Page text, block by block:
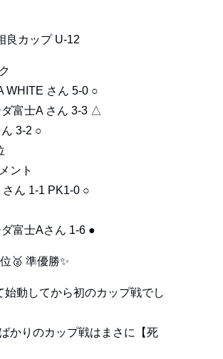
良カップ U-12
WHITE さん 5-0 ○
富士A さん 3-3 △
3-2 ○
ント
ん 1-1 PK1-0 ○
富士Aさん 1-6 ●
🥈 準優勝✨️
始動してから初のカップ戦でし
かりのカップ戦はまさに【死